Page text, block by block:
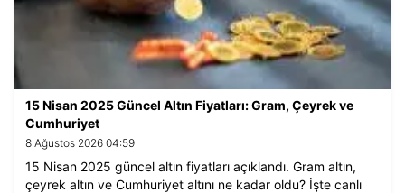
15 Nisan 2025 Güncel Altın Fiyatları: Gram, Çeyrek ve
Cumhuriyet
8 Ağustos 2026 04:59
15 Nisan 2025 güncel altın fiyatları açıklandı. Gram altın,
çeyrek altın ve Cumhuriyet altını ne kadar oldu? İşte canlı